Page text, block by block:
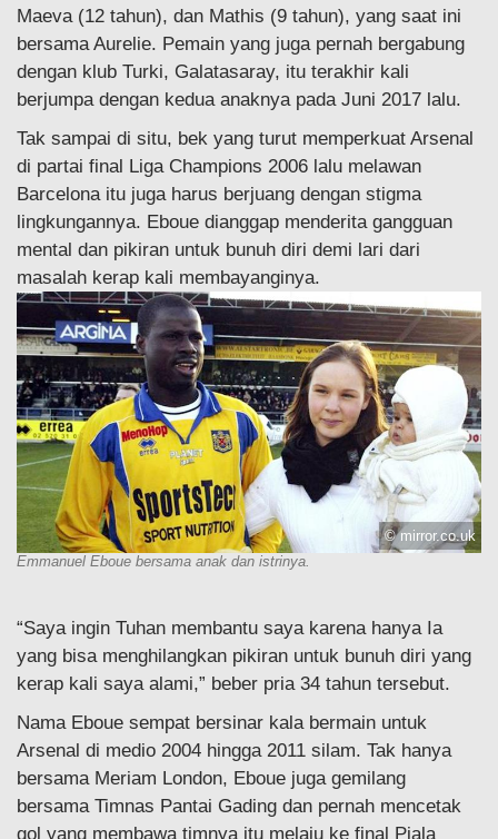
Maeva (12 tahun), dan Mathis (9 tahun), yang saat ini
bersama Aurelie. Pemain yang juga pernah bergabung
dengan klub Turki, Galatasaray, itu terakhir kali
berjumpa dengan kedua anaknya pada Juni 2017 lalu.
Tak sampai di situ, bek yang turut memperkuat Arsenal
di partai final Liga Champions 2006 lalu melawan
Barcelona itu juga harus berjuang dengan stigma
lingkungannya. Eboue dianggap menderita gangguan
mental dan pikiran untuk bunuh diri demi lari dari
masalah kerap kali membayanginya.
© mirror.co.uk
Emmanuel Eboue bersama anak dan istrinya.
“Saya ingin Tuhan membantu saya karena hanya Ia
yang bisa menghilangkan pikiran untuk bunuh diri yang
kerap kali saya alami,” beber pria 34 tahun tersebut.
Nama Eboue sempat bersinar kala bermain untuk
Arsenal di medio 2004 hingga 2011 silam. Tak hanya
bersama Meriam London, Eboue juga gemilang
bersama Timnas Pantai Gading dan pernah mencetak
gol yang membawa timnya itu melaju ke final Piala